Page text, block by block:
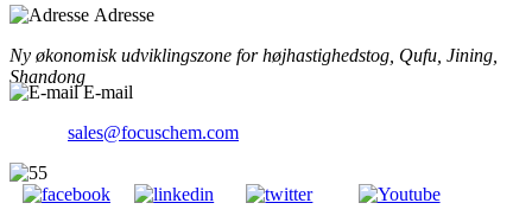
Adresse
Ny økonomisk udviklingszone for højhastighedstog, Qufu, Jining,
Shandong
E-mail
sales@focuschem.com